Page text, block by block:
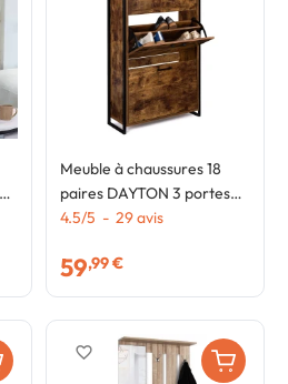
Meuble à chaussures 18
paires DAYTON 3 portes
effet vieilli design industriel
4.5/5 - 29avis
59,99 €
favorite_border